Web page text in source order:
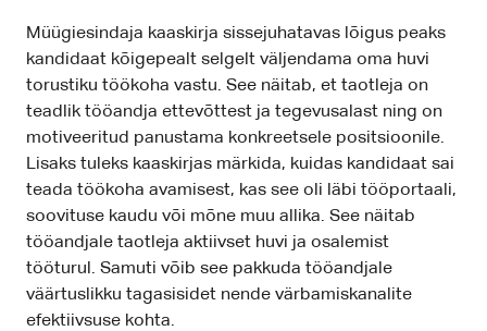
Müügiesindaja kaaskirja sissejuhatavas lõigus peaks
kandidaat kõigepealt selgelt väljendama oma huvi
torustiku töökoha vastu. See näitab, et taotleja on
teadlik tööandja ettevõttest ja tegevusalast ning on
motiveeritud panustama konkreetsele positsioonile.
Lisaks tuleks kaaskirjas märkida, kuidas kandidaat sai
teada töökoha avamisest, kas see oli läbi tööportaali,
soovituse kaudu või mõne muu allika. See näitab
tööandjale taotleja aktiivset huvi ja osalemist
tööturul. Samuti võib see pakkuda tööandjale
väärtuslikku tagasisidet nende värbamiskanalite
efektiivsuse kohta.